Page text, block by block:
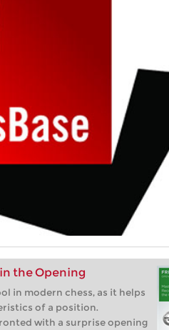
the Opening
in modern chess, as it helps
of a position.
with a surprise opening